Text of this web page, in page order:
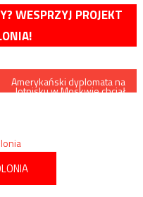
WESPRZYJ PROJEKT
Amerykański dyplomata na
lotnisku w Moskwie chciał